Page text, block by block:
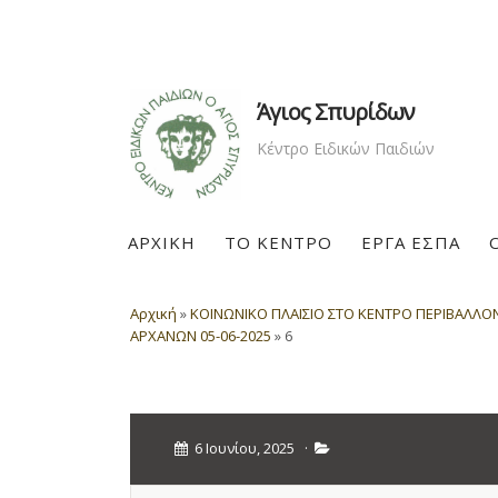
Άγιος Σπυρίδων
Κέντρο Ειδικών Παιδιών
ΑΡΧΙΚΗ ΤΟ ΚΕΝΤΡΟ ΕΡΓΑ ΕΣΠΑ
Αρχική »ΚΟΙΝΩΝΙΚΟ ΠΛΑΙΣΙΟ ΣΤΟ ΚΕΝΤΡΟ
ΑΡΧΑΝΩΝ 05-06-2025 » 6
6 Ιουνίου, 2025 ·